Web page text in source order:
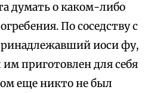
думать о каком-либо
По соседству с
иоси фу,
им приготовлен для себя
еще никто не был